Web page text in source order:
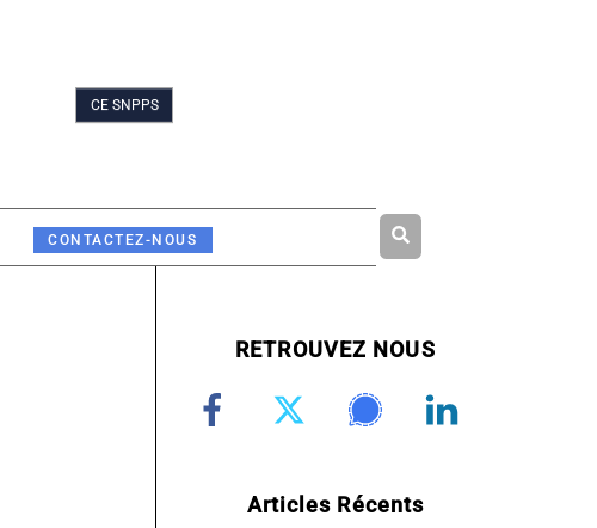
CONTACTEZ-NOUS
CE SNPPS
RETROUVEZ NOUS
Articles Récents